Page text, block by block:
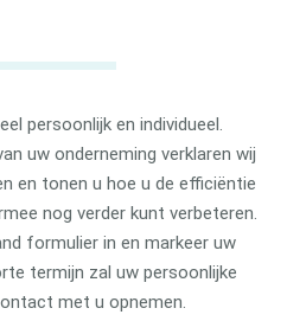
persoonlijk en individueel.
uw onderneming verklaren wij
en tonen u hoe u de efficiëntie
nog verder kunt verbeteren.
formulier in en markeer uw
termijn zal uw persoonlijke
met u opnemen.